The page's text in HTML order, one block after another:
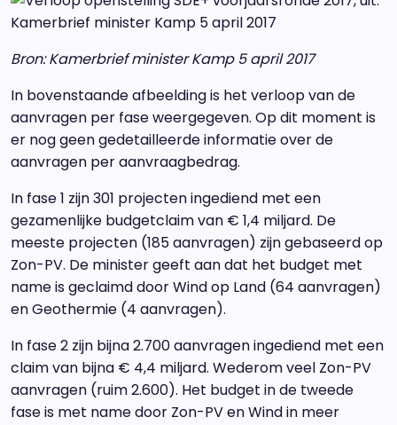
Bron: Kamerbrief minister Kamp 5 april 2017
In bovenstaande afbeelding is het verloop van de
aanvragen per fase weergegeven. Op dit moment is
er nog geen gedetailleerde informatie over de
aanvragen per aanvraagbedrag.
In fase 1 zijn 301 projecten ingediend met een
gezamenlijke budgetclaim van € 1,4 miljard. De
meeste projecten (185 aanvragen) zijn gebaseerd op
Zon-PV. De minister geeft aan dat het budget met
name is geclaimd door Wind op Land (64 aanvragen)
en Geothermie (4 aanvragen).
In fase 2 zijn bijna 2.700 aanvragen ingediend met een
claim van bijna € 4,4 miljard. Wederom veel Zon-PV
aanvragen (ruim 2.600). Het budget in de tweede
fase is met name door Zon-PV en Wind in meer